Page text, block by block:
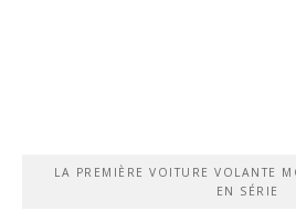
LA PREMIÈRE VOITURE VOLANTE
EN SÉRIE